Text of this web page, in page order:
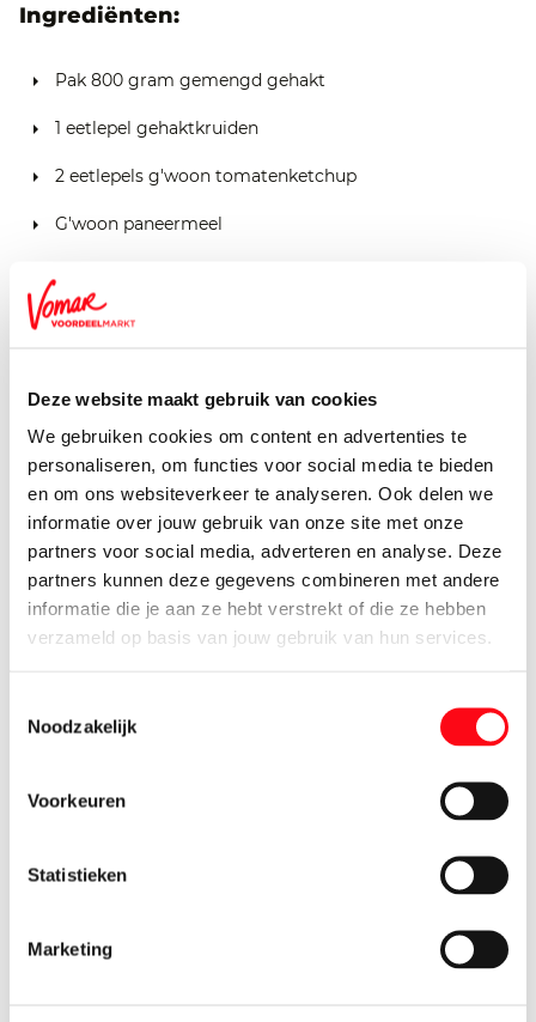
Deze website maakt gebruik van cookies
We gebruiken cookies om content en advertenties te
personaliseren, om functies voor social media te bieden
en om ons websiteverkeer te analyseren. Ook delen we
informatie over jouw gebruik van onze site met onze
partners voor social media, adverteren en analyse. Deze
partners kunnen deze gegevens combineren met andere
informatie die je aan ze hebt verstrekt of die ze hebben
verzameld op basis van jouw gebruik van hun services.
Noodzakelijk
Voorkeuren
Statistieken
Marketing
Ingrediënten:
Pak 800 gram gemengd gehakt
1 eetlepel gehaktkruiden
2 eetlepels g'woon tomatenketchup
G'woon paneermeel
2 eetlepels g'woon olijfolie
1 eetlepel Italiaanse kruiden
1 eetlepel g'woon tomatenpuree
400 gram g'woon tomatenblokjes (blik)
1 bosje verse basilicum
1 bol mozzarella (grof geraspt)
tomatenketchup en voeg paneermeel toe tot
het gehakt smeuïg is. Rol er 12 kleine balletjes van en zet
Verwarm ondertussen de oven voor op 180°C. Fruit
de ui 5 minuten in de olie. Voeg de knoflook toe en fruit
nog 1 minuut mee. Voeg de kruiden en tomatenpuree toe